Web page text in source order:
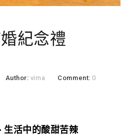
紀念禮
Author: virna Comment: 0
生活中的酸甜苦辣